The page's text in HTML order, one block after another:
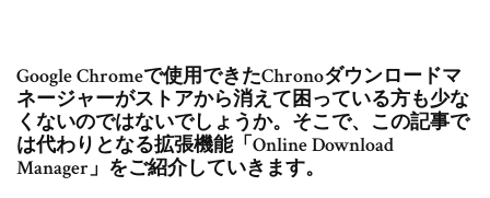
Google Chromeで使用できたChronoダウンロードマ
ネージャーがストアから消えて困っている方も少な
くないのではないでしょうか。そこで、この記事で
は代わりとなる拡張機能「Online Download
Manager」をご紹介していきます。